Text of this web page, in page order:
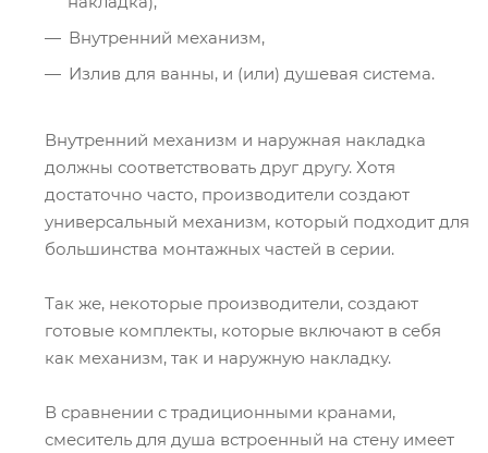
Внутренний механизм,
Излив для ванны, и (или) душевая система.
Внутренний механизм и наружная накладка
должны соответствовать друг другу. Хотя
достаточно часто, производители создают
универсальный механизм, который подходит для
большинства монтажных частей в серии.
Так же, некоторые производители, создают
готовые комплекты, которые включают в себя
как механизм, так и наружную накладку.
В сравнении с традиционными кранами,
смеситель для душа встроенный на стену имеет